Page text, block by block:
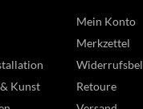
Kunst
Mein Konto
Merkzettel
Retoure